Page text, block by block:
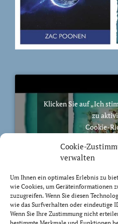
Cookie-
verwalten
Um Ihnen ein optimales Erlebnis zu
wie Cookies, um Geräteinformationen
zuzugreifen. Wenn Sie diesen
wie das Surfverhalten oder eindeutige
Wenn Sie Ihre Zustimmung nicht
Klicken Sie auf „Ich
zu
Cookie-
Ich
BIBELVERS DES TAGES